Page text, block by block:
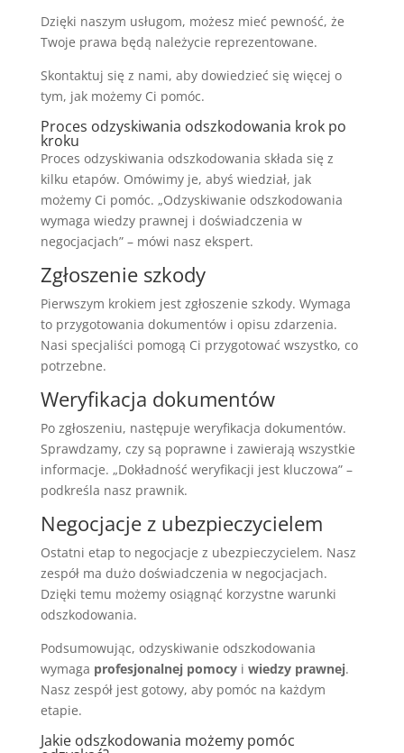
Dzięki naszym usługom, możesz mieć pewność, że
Twoje prawa będą należycie reprezentowane.
Skontaktuj się z nami, aby dowiedzieć się więcej o
tym, jak możemy Ci pomóc.
Proces odzyskiwania odszkodowania krok po
kroku
Proces odzyskiwania odszkodowania składa się z
kilku etapów. Omówimy je, abyś wiedział, jak
możemy Ci pomóc. „Odzyskiwanie odszkodowania
wymaga wiedzy prawnej i doświadczenia w
negocjacjach” – mówi nasz ekspert.
Zgłoszenie szkody
Pierwszym krokiem jest zgłoszenie szkody. Wymaga
to przygotowania dokumentów i opisu zdarzenia.
Nasi specjaliści pomogą Ci przygotować wszystko, co
potrzebne.
Weryfikacja dokumentów
Po zgłoszeniu, następuje weryfikacja dokumentów.
Sprawdzamy, czy są poprawne i zawierają wszystkie
informacje. „Dokładność weryfikacji jest kluczowa” –
podkreśla nasz prawnik.
Negocjacje z ubezpieczycielem
Ostatni etap to negocjacje z ubezpieczycielem. Nasz
zespół ma dużo doświadczenia w negocjacjach.
Dzięki temu możemy osiągnąć korzystne warunki
odszkodowania.
Podsumowując, odzyskiwanie odszkodowania
wymaga profesjonalnej pomocyi wiedzy prawnej.
Nasz zespół jest gotowy, aby pomóc na każdym
etapie.
Jakie odszkodowania możemy pomóc